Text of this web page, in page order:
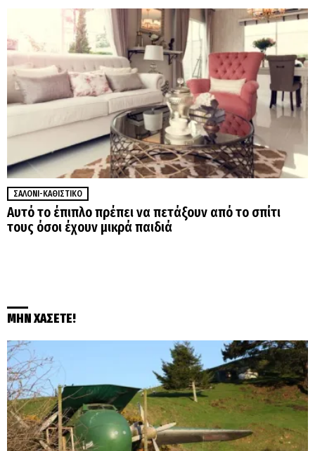
ΣΑΛΌΝΙ-ΚΑΘΙΣΤΙΚΌ
Αυτό το έπιπλο πρέπει να πετάξουν από το σπίτι
τους όσοι έχουν μικρά παιδιά
ΜΗΝ ΧΑΣΕΤΕ!